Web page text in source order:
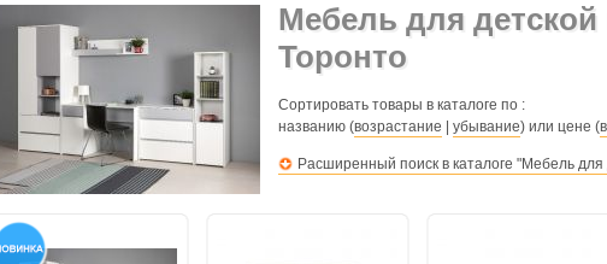
Мебель для
Торонто
Сортировать товары в каталоге по :
названию (возрастание убывание) или цене (
Расширенный поиск в каталоге "Мебель